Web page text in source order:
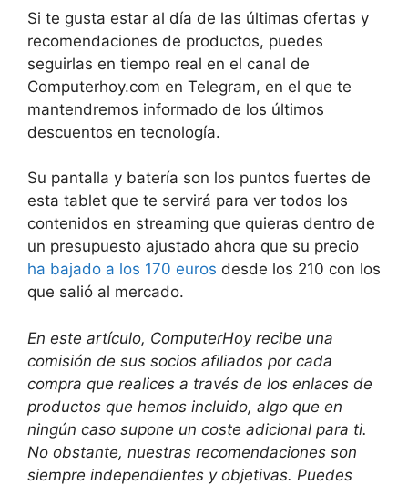
Si te gusta estar al día de las últimas ofertas y
recomendaciones de productos, puedes
seguirlas en tiempo real en el canal de
Computerhoy.com en Telegram, en el que te
mantendremos informado de los últimos
descuentos en tecnología.
Su pantalla y batería son los puntos fuertes de
esta tablet que te servirá para ver todos los
contenidos en streaming que quieras dentro de
un presupuesto ajustado ahora que su precio
ha bajado a los 170 euros desde los 210 con los
que salió al mercado.
En este artículo, ComputerHoy recibe una
comisión de sus socios afiliados por cada
compra que realices a través de los enlaces de
productos que hemos incluido, algo que en
ningún caso supone un coste adicional para ti.
No obstante, nuestras recomendaciones son
siempre independientes y objetivas. Puedes